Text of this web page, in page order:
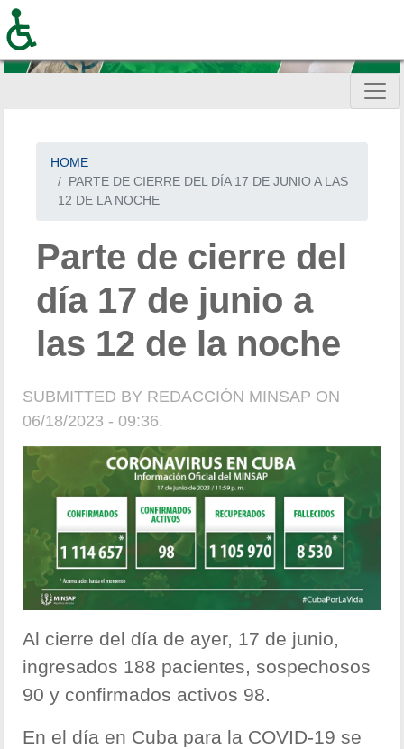
content
HOME
PARTE DE CIERRE DEL DÍA 17 DE JUNIO A LAS
12 DE LA NOCHE
Parte de cierre del
día 17 de junio a
las 12 de la noche
SUBMITTED BY REDACCIÓN MINSAP ON
06/18/2023 - 09:36.
Al cierre del día de ayer, 17 de junio,
ingresados 188 pacientes, sospechosos
90 y confirmados activos 98.
En el día en Cuba para la COVID-19 se